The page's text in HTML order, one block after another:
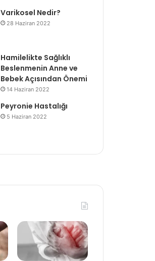
Varikosel Nedir?
28 Haziran 2022
Hamilelikte Sağlıklı
Beslenmenin Anne ve
Bebek Açısından Önemi
14 Haziran 2022
Peyronie Hastalığı
5 Haziran 2022